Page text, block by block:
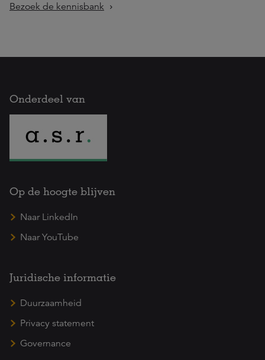
Bezoek de kennisbank
Onderdeel van
Op de hoogte blijven
Naar LinkedIn
Naar YouTube
Juridische informatie
Duurzaamheid
Privacy statement
Governance